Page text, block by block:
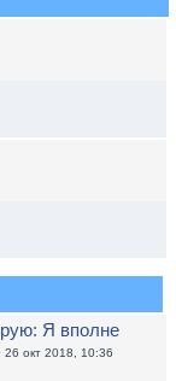
Я вполне
26 окт 2018, 10:36